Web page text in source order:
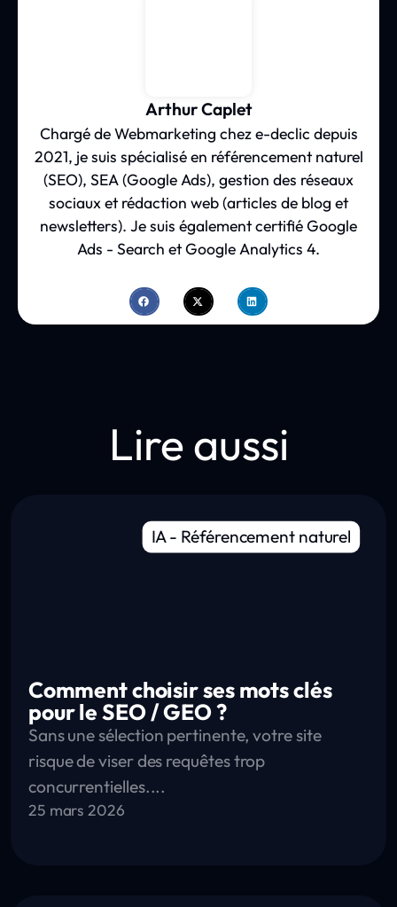
Arthur Caplet
Chargé de Webmarketing chez e-declic depuis
2021, je suis spécialisé en référencement naturel
(SEO), SEA (Google Ads), gestion des réseaux
sociaux et rédaction web (articles de blog et
newsletters). Je suis également certifié Google
Ads - Search et Google Analytics 4.
Lire aussi
IA- Référencement naturel
Comment choisir ses mots clés
pour le SEO / GEO ?
Sans une sélection pertinente, votre site
risque de viser des requêtes trop
concurrentielles....
25 mars 2026